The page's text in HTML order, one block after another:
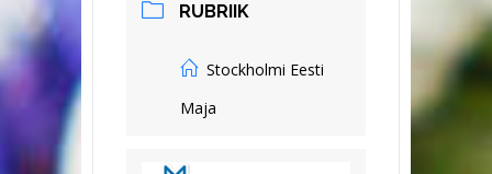
RUBRIIK
Stockholmi Eesti
Maja